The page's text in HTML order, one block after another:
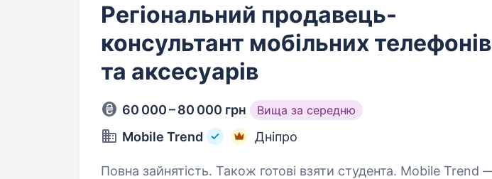
Регіональний продавець-
консультант мобільних телефонів
та аксесуарів
60 000 – 80 000 грн Вища за середню
Mobile Trend Дніпро
Повна зайнятість. Також готові взяти студента. Mobile Trend — мережа